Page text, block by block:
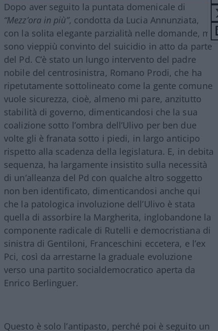
Dopo aver seguito la puntata domenicale di
“Mezz’ora in più”, condotta da Lucia Annunziata,
con la solita elegante parzialità nelle domande, mi
sono vieppiù convinto del suicidio in atto da parte
del Pd. C’è stato un lungo intervento del padre
nobile del centrosinistra, Romano Prodi, che ha
ripetutamente sottolineato come la gente comune
vuole sicurezza, cioè, almeno mi pare, anzitutto
stabilità di governo, dimenticandosi che la sua
coalizione sotto l’ombra dell’Ulivo per ben due
volte gli è franata sotto i piedi, in largo anticipo
rispetto alla scadenza della legislatura. E, in debita
sequenza, ha largamente insistito sulla necessità
di un’alleanza del Pd con qualche altro soggetto
non ben identificato, dimenticandosi anche qui
che la patologica involuzione dell’Ulivo è stata
quella di assorbire la Margherita, inglobandone la
componente radicale di Rutelli e democristiana di
sinistra di Gentiloni, Franceschini eccetera, e l’ex
Pci, così da arrestarne la graduale evoluzione
verso una partito socialdemocratico aperta da
Enrico Berlinguer.
Questo è solo l’antipasto, perché poi è seguito un